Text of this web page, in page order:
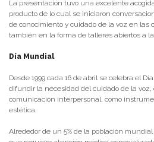
La presentación tuvo una excelente
producto de lo cual se iniciaron
de conocimiento y cuidado de la voz en las
también en la forma de talleres abiertos a
Día Mundial
Desde 1999 cada 16 de abril se celebra el
difundir la necesidad del cuidado de la voz,
comunicación interpersonal, como
estética.
Alrededor de un 5% de la población